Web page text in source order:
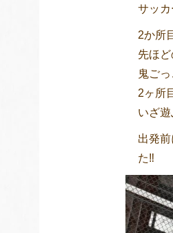
サッカ
2か所
先ほ
鬼ご
2ヶ所
いざ
出発
た‼